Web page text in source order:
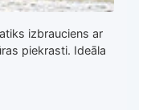
izbrauciens ar
piekrasti. Ideāla